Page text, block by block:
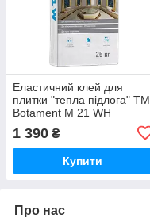
Еластичний клей для
плитки "тепла підлога" ТМ
Botament M 21 WH
1 390 ₴
Купити
Про нас